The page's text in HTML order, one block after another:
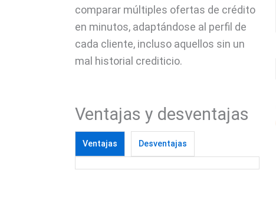
comparar múltiples ofertas de crédito
en minutos, adaptándose al perfil de
cada cliente, incluso aquellos sin un
mal historial crediticio.
Ventajas y desventajas
Ventajas Desventajas